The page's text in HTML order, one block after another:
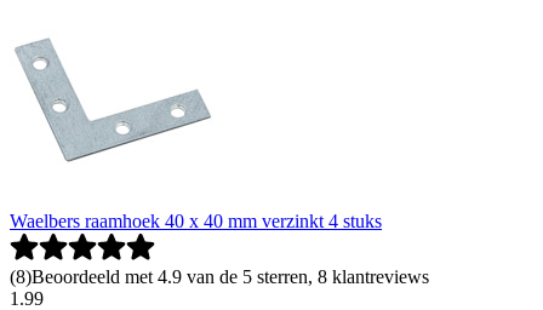
Waelbers raamhoek 40 x 40 mm verzinkt 4 stuks
(8)Beoordeeld met 4.9 van de 5 sterren, 8 klantreviews
1 .99